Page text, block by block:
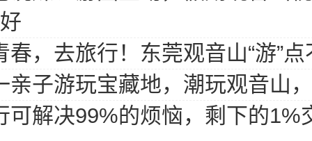
春，去旅行！东莞观音山“游”点
亲子游玩宝藏地，潮玩观音山
可解决99%的烦恼，剩下的1%